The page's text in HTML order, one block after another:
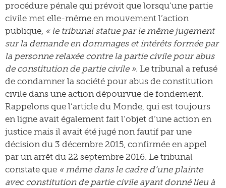
procédure pénale qui prévoit que lorsqu’une partie
civile met elle-même en mouvement l’action
publique, « le tribunal statue par le même jugement
sur la demande en dommages et intérêts formée par
la personne relaxée contre la partie civile pour abus
de constitution de partie civile ». Le tribunal a refusé
de condamner la société pour abus de constitution
civile dans une action dépourvue de fondement.
Rappelons que l’article du Monde, qui est toujours
en ligne avait également fait l’objet d’une action en
justice mais il avait été jugé non fautif par une
décision du 3 décembre 2015, confirmée en appel
par un arrêt du 22 septembre 2016. Le tribunal
constate que « même dans le cadre d’une plainte
avec constitution de partie civile ayant donné lieu à